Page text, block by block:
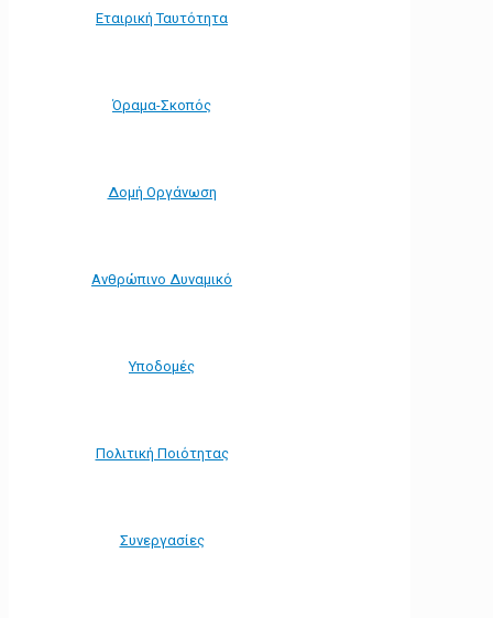
Εταιρική Ταυτότητα
Όραμα-Σκοπός
Δομή Οργάνωση
Ανθρώπινο Δυναμικό
Υποδομές
Πολιτική Ποιότητας
Συνεργασίες